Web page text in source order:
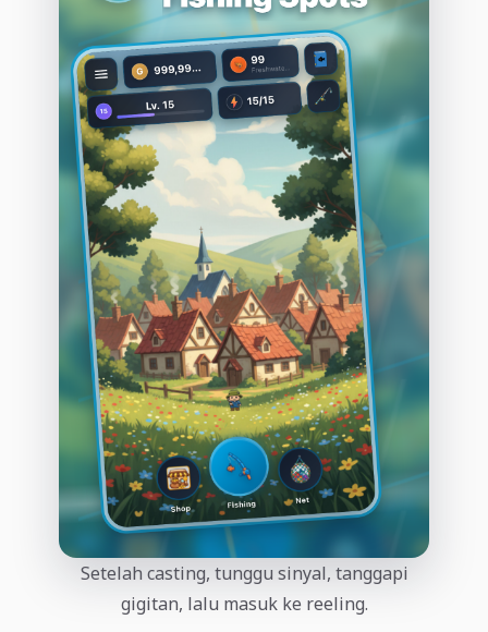
Setelah casting, tunggu sinyal, tanggapi
gigitan, lalu masuk ke reeling.